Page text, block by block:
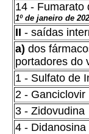
14 - Fumarato
1º de janeiro de
II - saídas
a) dos
portadores do
1 - Sulfato de
2 - Ganciclovir
3 - Zidovudina
4 - Didanosina